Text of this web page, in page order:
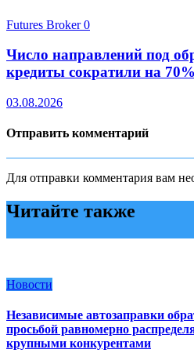
Futures Broker0
Число направлений под
кредиты сократили на 70%
03.08.2026
Отправить комментарий
Для отправки комментария вам
Читайте также
Новости
Независимые автозаправки
просьбой равномерно
крупными конкурентами